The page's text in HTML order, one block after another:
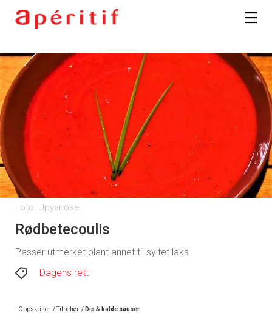
Foto: Upyanose
Rødbetecoulis
Passer utmerket blant annet til syltet laks
Dagens rett
Oppskrifter /Tilbehør / Dip & kalde sauser